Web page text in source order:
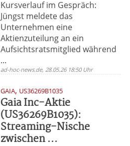
Kursverlauf im Gespräch:
Jüngst meldete das
Unternehmen eine
Aktienzuteilung an ein
Aufsichtsratsmitglied während
...
ad-hoc-news.de, 28.05.26 18:50 Uhr
GAIA, US36269B1035
Gaia Inc-Aktie
(US36269B1035):
Streaming-Nische
zwischen ...